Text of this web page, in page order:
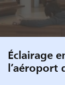
Éclairage
l’aéroport